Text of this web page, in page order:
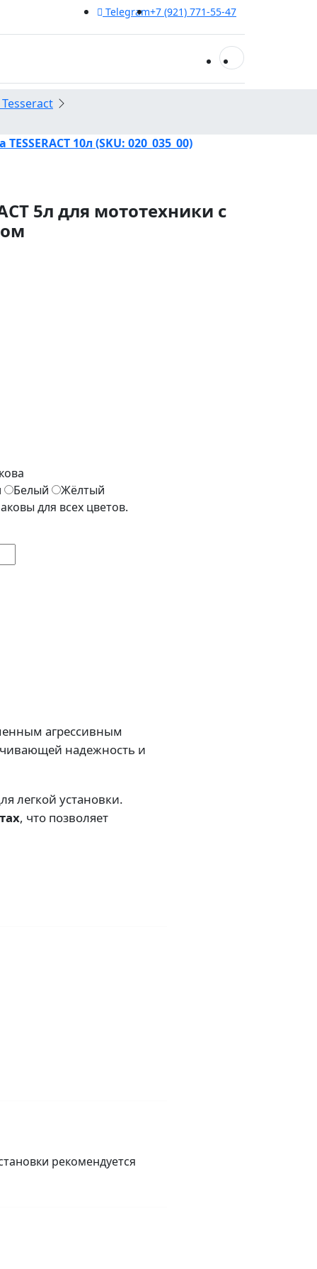
Telegram+7 (921) 771-55-47
10л (SKU: 020_035_00)
5л для мототехники с
Белый
Жёлтый
для всех цветов.
агрессивным
надежность и
легкой установки.
, что позволяет
рекомендуется